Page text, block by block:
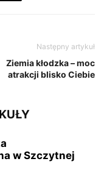
Następny artykuł
Ziemia kłodzka – moc
atrakcji blisko Ciebie
w Szczytnej